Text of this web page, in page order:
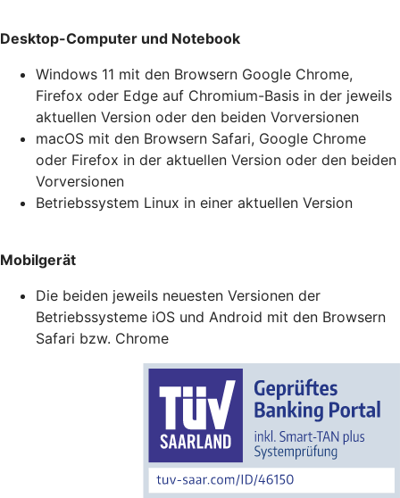
Desktop-Computer und Notebook
Windows 11 mit den Browsern Google Chrome,
Firefox oder Edge auf Chromium-Basis in der jeweils
aktuellen Version oder den beiden Vorversionen
macOS mit den Browsern Safari, Google Chrome
oder Firefox in der aktuellen Version oder den beiden
Vorversionen
Betriebssystem Linux in einer aktuellen Version
Mobilgerät
Die beiden jeweils neuesten Versionen der
Betriebssysteme iOS und Android mit den Browsern
Safari bzw. Chrome